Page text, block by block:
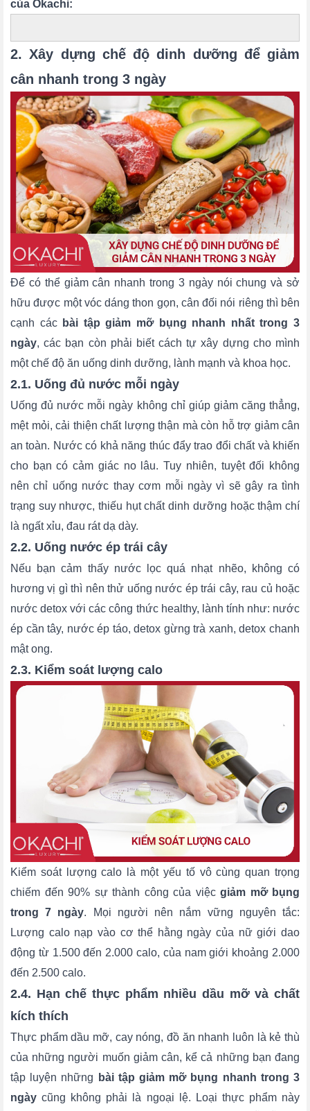
của Okachi:
2. Xây dựng chế độ dinh dưỡng để giảm
cân nhanh trong 3 ngày
Để có thể giảm cân nhanh trong 3 ngày nói chung và sở
hữu được một vóc dáng thon gọn, cân đối nói riêng thì bên
cạnh các bài tập giảm mỡ bụng nhanh nhất trong 3
ngày, các bạn còn phải biết cách tự xây dựng cho mình
một chế độ ăn uống dinh dưỡng, lành mạnh và khoa học.
2.1. Uống đủ nước mỗi ngày
Uống đủ nước mỗi ngày không chỉ giúp giảm căng thẳng,
mệt mỏi, cải thiện chất lượng thận mà còn hỗ trợ giảm cân
an toàn. Nước có khả năng thúc đẩy trao đổi chất và khiến
cho bạn có cảm giác no lâu. Tuy nhiên, tuyệt đối không
nên chỉ uống nước thay cơm mỗi ngày vì sẽ gây ra tình
trạng suy nhược, thiếu hụt chất dinh dưỡng hoặc thậm chí
là ngất xỉu, đau rát dạ dày.
2.2. Uống nước ép trái cây
Nếu bạn cảm thấy nước lọc quá nhạt nhẽo, không có
hương vị gì thì nên thử uống nước ép trái cây, rau củ hoặc
nước detox với các công thức healthy, lành tính như: nước
ép cần tây, nước ép táo, detox gừng trà xanh, detox chanh
mật ong.
2.3. Kiểm soát lượng calo
Kiểm soát lượng calo là một yếu tố vô cùng quan trọng
chiếm đến 90% sự thành công của việc giảm mỡ bụng
trong 7 ngày. Mọi người nên nắm vững nguyên tắc:
Lượng calo nạp vào cơ thể hằng ngày của nữ giới dao
động từ 1.500 đến 2.000 calo, của nam giới khoảng 2.000
đến 2.500 calo.
2.4. Hạn chế thực phẩm nhiều dầu mỡ và chất
kích thích
Thực phẩm dầu mỡ, cay nóng, đồ ăn nhanh luôn là kẻ thù
của những người muốn giảm cân, kể cả những bạn đang
tập luyện những
bài tập giảm mỡ bụng nhanh trong 3
ngày cũng không phải là ngoại lệ. Loại thực phẩm này